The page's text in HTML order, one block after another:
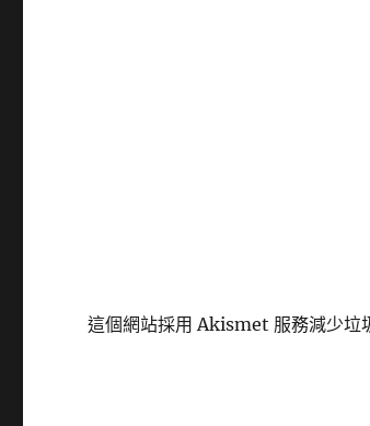
這個網站採用 Akismet 服務減少垃